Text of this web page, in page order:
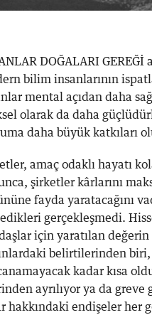
DOĞALARI
bilim insanlarının
mental açıdan daha
olarak da daha
daha büyük katkıları
amaç odaklı hayatı
şirketler kârlarını
fayda yaratacağını
gerçekleşmedi.
için yaratılan
belirtilerinden biri,
kadar kısa
ayrılıyor ya da
hakkındaki endişeler her